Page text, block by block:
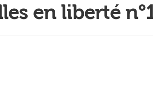
en liberté